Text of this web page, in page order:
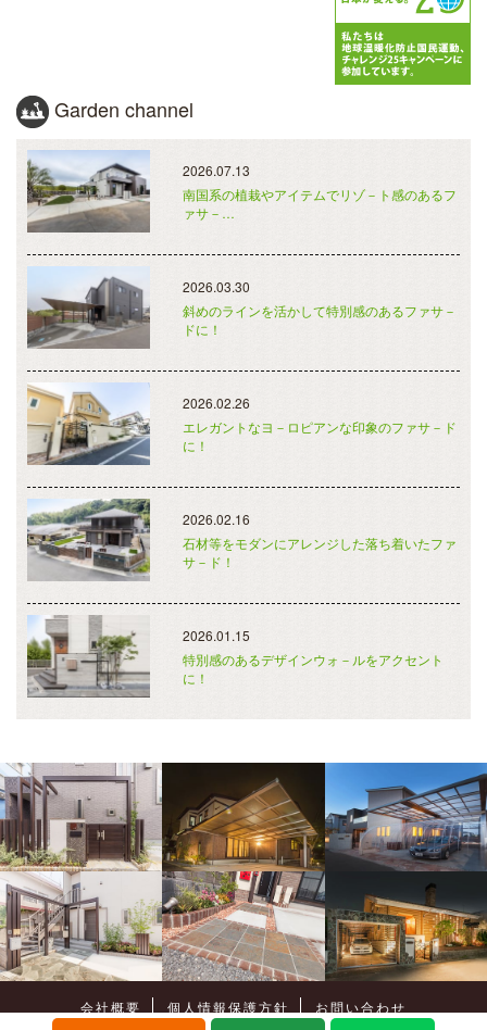
Garden channel
2026.07.13
南国系の植栽やアイテムでリゾ－ト感のあるフ
ァサ－…
2026.03.30
斜めのラインを活かして特別感のあるファサ－
ドに！
2026.02.26
エレガントなヨ－ロピアンな印象のファサ－ド
に！
2026.02.16
石材等をモダンにアレンジした落ち着いたファ
サ－ド！
2026.01.15
特別感のあるデザインウォ－ルをアクセント
に！
会社概要 個人情報保護方針
お問い合わせ